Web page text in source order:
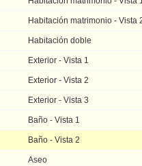
Habitación matrimonio - Vista
Habitación doble
Exterior - Vista 1
Exterior - Vista 2
Exterior - Vista 3
Baño - Vista 1
Baño - Vista 2
Aseo